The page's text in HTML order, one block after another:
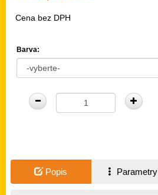
Cena bez DPH
Barva:
Popis Parametry